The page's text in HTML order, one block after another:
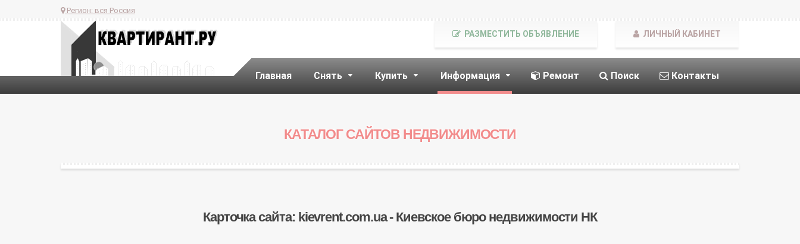
Регион: вся Россия
Главная Снять Купить Информация Ремонт Поиск Контакты
РАЗМЕСТИТЬ ОБЪЯВЛЕНИЕ ЛИЧНЫЙ КАБИНЕТ
КАТАЛОГ САЙТОВ НЕДВИЖИМОСТИ
Карточка сайта: kievrent.com.ua - Киевское бюро недвижимости НК